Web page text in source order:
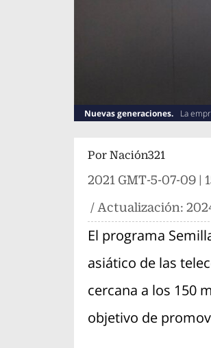
Nuevas generaciones. La
Por Nación321
2021 GMT-5-07-09 |
/ Actualización:
El programa
asiático de las
cercana a los 150
objetivo de